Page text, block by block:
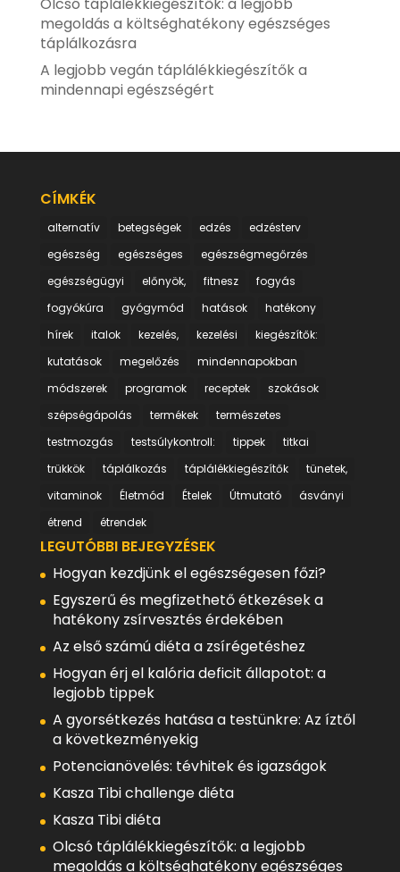
megoldás a költséghatékony egészséges
táplálkozásra
A legjobb vegán táplálékkiegészítők a
mindennapi egészségért
CÍMKÉK
alternatív betegségek edzés
edzésterv
egészség
egészséges
egészségmegőrzés
egészségügyi
előnyök, fitnesz
fogyás
fogyókúra
gyógymód hatások
hatékony
hírek
italok kezelés, kezelési
kiegészítők:
kutatások
megelőzés
mindennapokban
módszerek
programok receptek
szokások
szépségápolás
termékek
természetes
testmozgás
testsúlykontroll: tippek
titkai
trükkök
táplálkozás táplálékkiegészítők
tünetek,
vitaminok
Életmód Ételek Útmutató
ásványi
étrend
étrendek
LEGUTÓBBI BEJEGYZÉSEK
Hogyan kezdjünk el egészségesen főzi?
Egyszerű és megfizethető étkezések a
hatékony zsírvesztés érdekében
Az első számú diéta a zsírégetéshez
Hogyan érj el kalória deficit állapotot: a
legjobb tippek
A gyorsétkezés hatása a testünkre: Az íztől
a következményekig
Potencianövelés: tévhitek és igazságok
Kasza Tibi challenge diéta
Kasza Tibi diéta
Olcsó táplálékkiegészítők: a legjobb
megoldás a költséghatékony egészséges